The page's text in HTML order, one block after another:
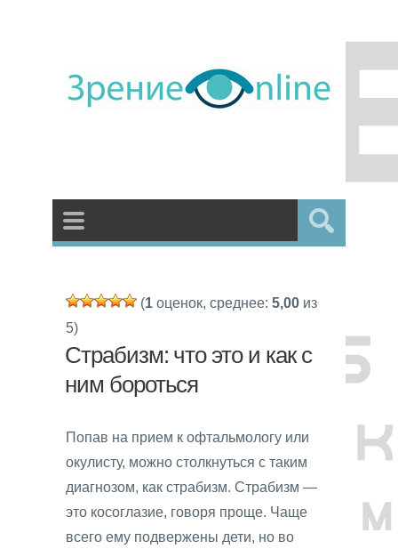
(1 оценок, среднее: 5,00 из
5)
Страбизм: что это и как с
ним бороться
Попав на прием к офтальмологу или
окулисту, можно столкнуться с таким
диагнозом, как страбизм. Страбизм —
это косоглазие, говоря проще. Чаще
всего ему подвержены дети, но во